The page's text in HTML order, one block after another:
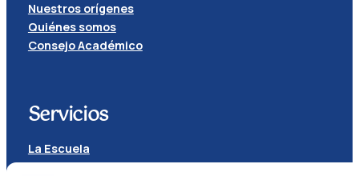
Nuestros orígenes
Quiénes somos
Consejo Académico
Servicios
La Escuela
Ecosistema